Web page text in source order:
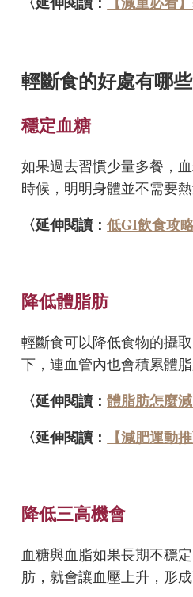
輕斷食的好處有哪
穩定血糖
如果過去習慣少量多餐，
時候，明明身體並不需要
〈延伸閱讀：低GI飲食攻
降低體脂肪
輕斷食可以降低食物的攝
下，連血管內也會積累體
〈延伸閱讀：體脂肪怎麼
〈延伸閱讀：
【減肥運動
降低三高機會
血糖與血脂如果長期不穩
肪，就會讓血壓上升，形